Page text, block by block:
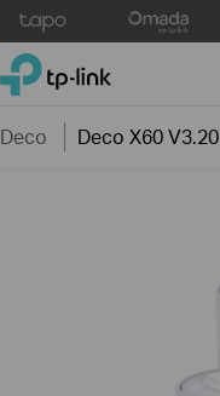
TP-Link, Reliably Smart
Deco Deco X60 V3.20